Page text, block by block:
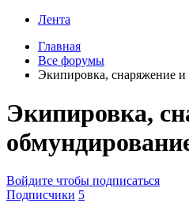
Лента
Главная
Все форумы
Экипировка, снаряжение
Экипировка,
Войдите чтобы подписаться
Подписчики 5